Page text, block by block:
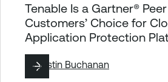
Tenable Is a Gartner®
Customers’ Choice for
Application Protection
ByJustin Buchanan